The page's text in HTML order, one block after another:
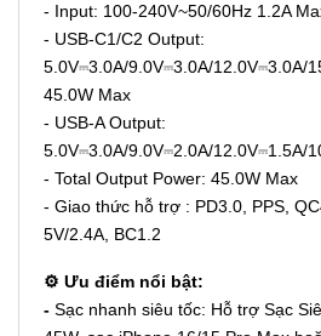
- Input: 100-240V~50/60Hz 1.2A
- USB-C1/C2 Output:
5.0V⎓3.0A/9.0V⎓3.0A/12.0V⎓3.0A/
45.0W Max
- USB-A Output:
5.0V⎓3.0A/9.0V⎓2.0A/12.0V⎓1.5A/
- Total Output Power: 45.0W Max
- Giao thức hỗ trợ : PD3.0, PPS,
5V/2.4A, BC1.2
⚙️ Ưu điểm nổi bật:
- Sạc nhanh siêu tốc: Hỗ trợ Sạc